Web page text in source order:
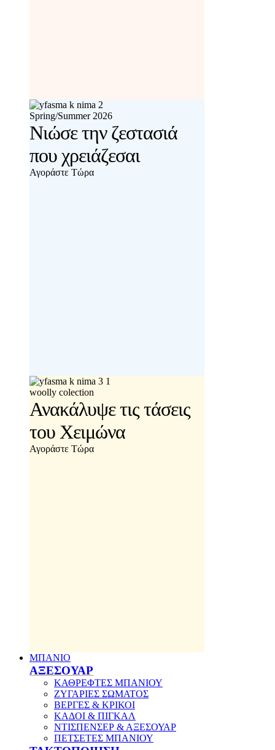
Spring/Summer 2026
Νιώσε την ζεστασιά
που χρειάζεσαι
Αγοράστε Τώρα
woolly colection
Ανακάλυψε τις τάσεις
του Χειμώνα
Αγοράστε Τώρα
ΜΠΑΝΙΟ
ΑΞΕΣΟΥΑΡ
ΚΑΘΡΕΦΤΕΣ ΜΠΑΝΙΟΥ
ΖΥΓΑΡΙΕΣ ΣΩΜΑΤΟΣ
ΒΕΡΓΕΣ & ΚΡΙΚΟΙ
ΚΑΔΟΙ & ΠΙΓΚΑΛ
ΝΤΙΣΠΕΝΣΕΡ & ΑΞΕΣΟΥΑΡ
ΠΕΤΣΕΤΕΣ ΜΠΑΝΙΟΥ